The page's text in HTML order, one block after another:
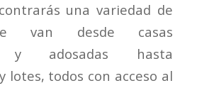
una variedad de
van desde casas
y adosadas hasta
lotes, todos con acceso al